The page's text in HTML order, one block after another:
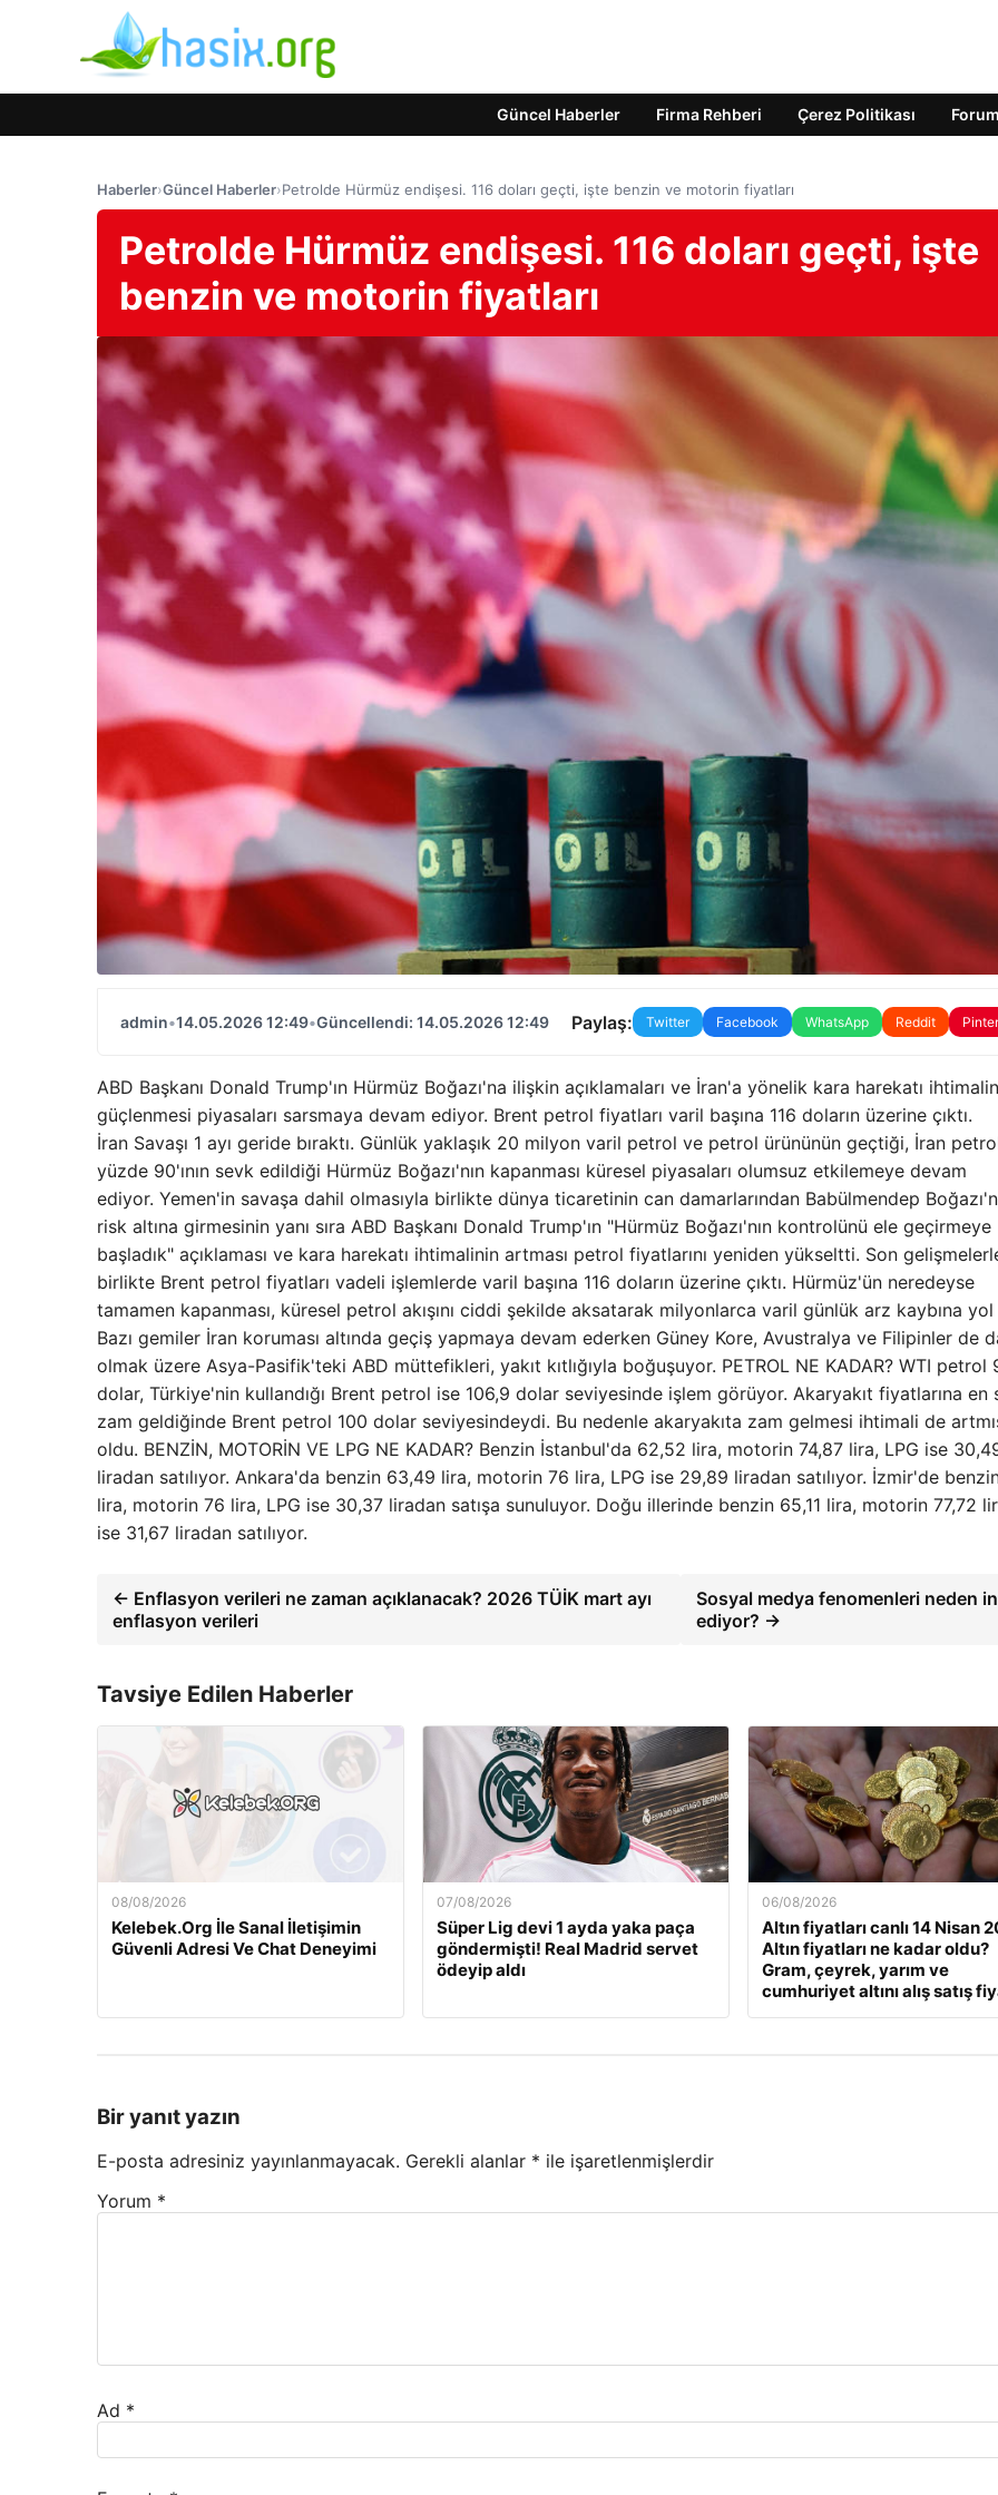
Güncel Haberler Firma Rehberi Çerez Politikası Forum
Haberler›Güncel Haberler›Petrolde Hürmüz endişesi. 116 doları geçti, işte benzin ve motorin fiyatları
Petrolde Hürmüz endişesi. 116 doları geçti, işte
benzin ve motorin fiyatları
admin•14.05.2026 12:49•Güncellendi: 14.05.2026 12:49 Paylaş: Twitter Facebook WhatsApp Reddit
ABD Başkanı Donald Trump'ın Hürmüz Boğazı'na ilişkin açıklamaları ve İran'a yönelik kara harekatı
güçlenmesi piyasaları sarsmaya devam ediyor. Brent petrol fiyatları varil başına 116 doların üzerine çıktı.
İran Savaşı 1 ayı geride bıraktı. Günlük yaklaşık 20 milyon varil petrol ve petrol ürününün geçtiği, İran
yüzde 90'ının sevk edildiği Hürmüz Boğazı'nın kapanması küresel piyasaları olumsuz etkilemeye devam
ediyor. Yemen'in savaşa dahil olmasıyla birlikte dünya ticaretinin can damarlarından Babülmendep
risk altına girmesinin yanı sıra ABD Başkanı Donald Trump'ın "Hürmüz Boğazı'nın kontrolünü ele geçirmeye
başladık" açıklaması ve kara harekatı ihtimalinin artması petrol fiyatlarını yeniden yükseltti. Son
birlikte Brent petrol fiyatları vadeli işlemlerde varil başına 116 doların üzerine çıktı. Hürmüz'ün neredeyse
tamamen kapanması, küresel petrol akışını ciddi şekilde aksatarak milyonlarca varil günlük arz kaybına yol
Bazı gemiler İran koruması altında geçiş yapmaya devam ederken Güney Kore, Avustralya ve Filipinler de
olmak üzere Asya-Pasifik'teki ABD müttefikleri, yakıt kıtlığıyla boğuşuyor. PETROL NE KADAR? WTI petrol
dolar, Türkiye'nin kullandığı Brent petrol ise 106,9 dolar seviyesinde işlem görüyor. Akaryakıt fiyatlarına en
zam geldiğinde Brent petrol 100 dolar seviyesindeydi. Bu nedenle akaryakıta zam gelmesi ihtimali de
oldu. BENZİN, MOTORİN VE LPG NE KADAR? Benzin İstanbul'da 62,52 lira, motorin 74,87 lira, LPG ise
liradan satılıyor. Ankara'da benzin 63,49 lira, motorin 76 lira, LPG ise 29,89 liradan satılıyor. İzmir'de
lira, motorin 76 lira, LPG ise 30,37 liradan satışa sunuluyor. Doğu illerinde benzin 65,11 lira, motorin 77,72
ise 31,67 liradan satılıyor.
← Enflasyon verileri ne zaman açıklanacak? 2026 TÜİK mart ayı
enflasyon verileri
Sosyal medya fenomenleri neden
ediyor? →
Tavsiye Edilen Haberler
08/08/2026
Kelebek.Org İle Sanal İletişimin
Güvenli Adresi Ve Chat Deneyimi
07/08/2026
Süper Lig devi 1 ayda yaka paça
göndermişti! Real Madrid servet
ödeyip aldı
06/08/2026
Altın fiyatları canlı 14 Nisan
Altın fiyatları ne kadar oldu?
Gram, çeyrek, yarım ve
cumhuriyet altını alış satış
Bir yanıt yazın
E-posta adresiniz yayınlanmayacak. Gerekli alanlar * ile işaretlenmişlerdir
Yorum *
Ad *